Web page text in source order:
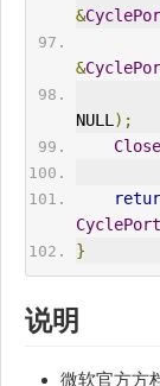
&
&
NULL );
}
说明
微软官方方